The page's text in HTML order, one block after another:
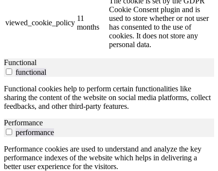
viewed_cookie_policy
11
months
Cookie Consent plugin and is
used to store whether or not user
has consented to the use of
cookies. It does not store any
personal data.
Functional
functional
Functional cookies help to perform certain functionalities like
sharing the content of the website on social media platforms, collect
feedbacks, and other third-party features.
Performance
performance
Performance cookies are used to understand and analyze the key
performance indexes of the website which helps in delivering a
better user experience for the visitors.